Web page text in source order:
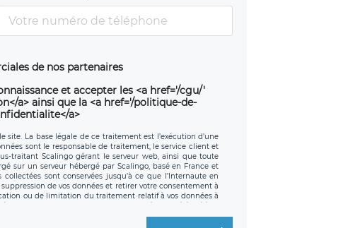
de nos partenaires
et accepter les <a href='/cgu/'
a> ainsi que la <a href='/politique-de-
a>
La base légale de ce traitement est l’exécution d’une
sont le responsable de traitement, le service client et
traitant Scalingo gérant le serveur web, ainsi que toute
sur un serveur hébergé par Scalingo, basé en France et
collectées sont conservées jusqu’à ce que l’Internaute en
de vos données et retirer votre consentement à
ou de limitation du traitement relatif à vos données à
Vous pouvez exercer ces droits auprès du délégué à la
LÉGAVOX et est joignable à l’adresse mail suivante :